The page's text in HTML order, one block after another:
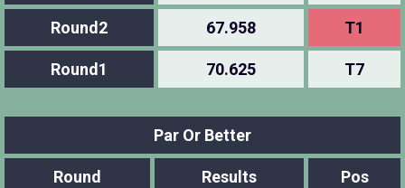
Round2 67.958 T1
Round1 70.625 T7
Par Or Better
Round Results Pos